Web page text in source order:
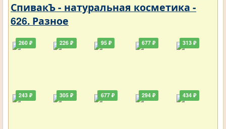
СпивакЪ - натуральная косметика -
626. Разное
260 ₽
243 ₽
226 ₽
305 ₽
95 ₽
677 ₽
677 ₽
294 ₽
313 ₽
434 ₽